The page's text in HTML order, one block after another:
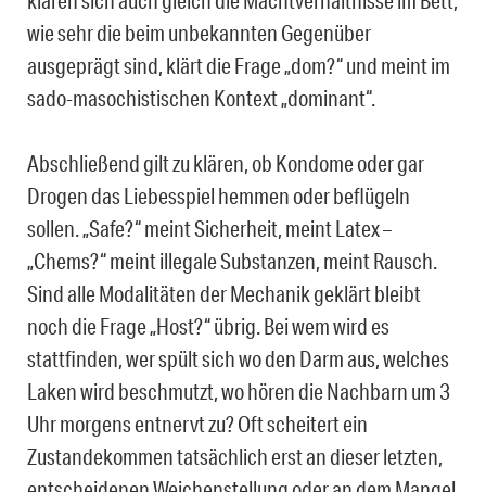
wie sehr die beim unbekannten Gegenüber
ausgeprägt sind, klärt die Frage „dom?“ und meint im
sado-masochistischen Kontext „dominant“.
Abschließend gilt zu klären, ob Kondome oder gar
Drogen das Liebesspiel hemmen oder beflügeln
sollen. „Safe?“ meint Sicherheit, meint Latex –
„Chems?“ meint illegale Substanzen, meint Rausch.
Sind alle Modalitäten der Mechanik geklärt bleibt
noch die Frage „Host?“ übrig. Bei wem wird es
stattfinden, wer spült sich wo den Darm aus, welches
Laken wird beschmutzt, wo hören die Nachbarn um 3
Uhr morgens entnervt zu? Oft scheitert ein
Zustandekommen tatsächlich erst an dieser letzten,